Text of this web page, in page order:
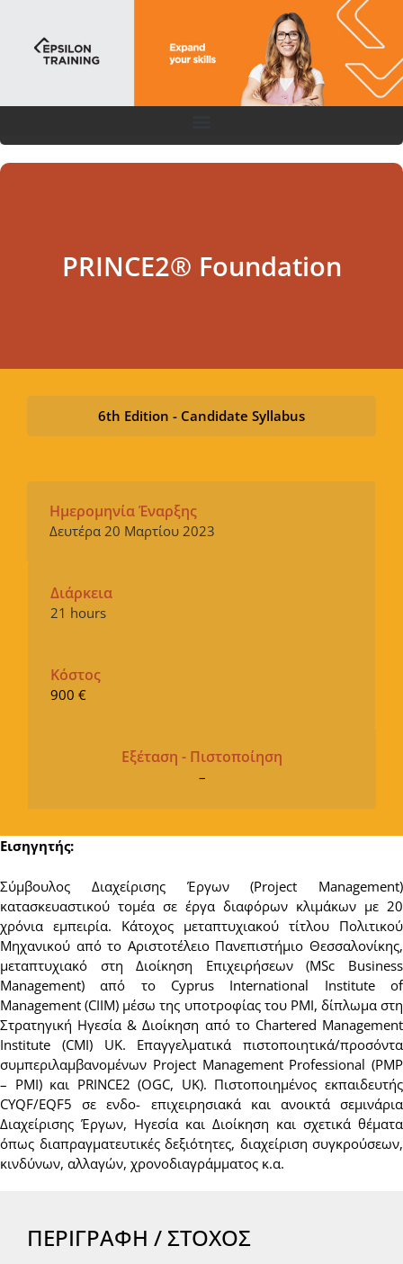
PRINCE2® Foundation
6th Edition - Candidate Syllabus
Ημερομηνία Έναρξης
Δευτέρα 20 Μαρτίου 2023
Διάρκεια
21 hours
Κόστος
900 €
Εξέταση - Πιστοποίηση
–
Εισηγητής:
Σύμβουλος Διαχείρισης Έργων (Project Management)
κατασκευαστικού τομέα σε έργα διαφόρων κλιμάκων με 20
χρόνια εμπειρία. Κάτοχος μεταπτυχιακού τίτλου Πολιτικού
Μηχανικού από το Αριστοτέλειο Πανεπιστήμιο Θεσσαλονίκης,
μεταπτυχιακό στη Διοίκηση Επιχειρήσεων (MSc Business
Management) από το Cyprus International Institute of
Management (CIIM) μέσω της υποτροφίας του PMI, δίπλωμα στη
Στρατηγική Ηγεσία & Διοίκηση από το Chartered Management
Institute (CMI) UK. Eπαγγελματικά πιστοποιητικά/προσόντα
συμπεριλαμβανομένων Project Management Professional (PMP
– PMI) και PRINCE2 (OGC, UK). Πιστοποιημένος εκπαιδευτής
CYQF/EQF5 σε ενδο- επιχειρησιακά και ανοικτά σεμινάρια
Διαχείρισης Έργων, Ηγεσία και Διοίκηση και σχετικά θέματα
όπως διαπραγματευτικές δεξιότητες, διαχείριση συγκρούσεων,
κινδύνων, αλλαγών, χρονοδιαγράμματος κ.α.
ΠΕΡΙΓΡΑΦΗ / ΣΤΟΧΟΣ